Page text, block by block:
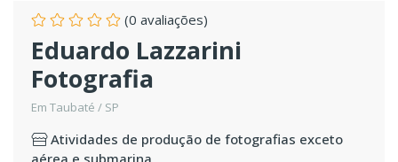
(0 avaliações)
Eduardo Lazzarini
Fotografia
Em Taubaté / SP
Atividades de produção de fotografias exceto
aérea e submarina